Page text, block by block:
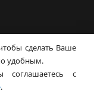
сделать Ваше
удобным.
соглашаетесь с
.